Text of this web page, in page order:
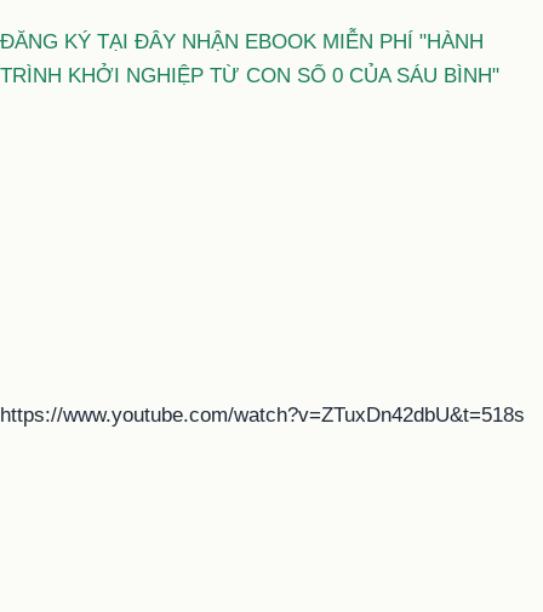
ĐĂNG KÝ TẠI ĐÂY NHẬN EBOOK MIỄN PHÍ "HÀNH
TRÌNH KHỞI NGHIỆP TỪ CON SỐ 0 CỦA SÁU BÌNH"
https://www.youtube.com/watch?v=ZTuxDn42dbU&t=518s